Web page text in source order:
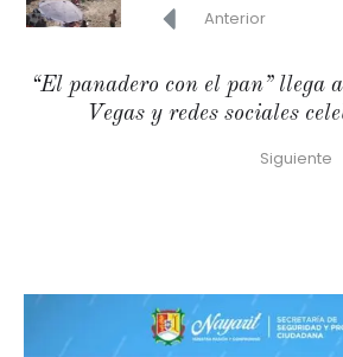
Anterior
“El panadero con el pan” llega
Vegas y redes sociales
Siguiente